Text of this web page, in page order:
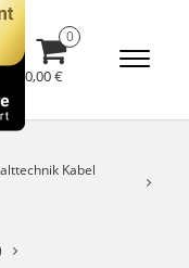
0,00 €
Kabel